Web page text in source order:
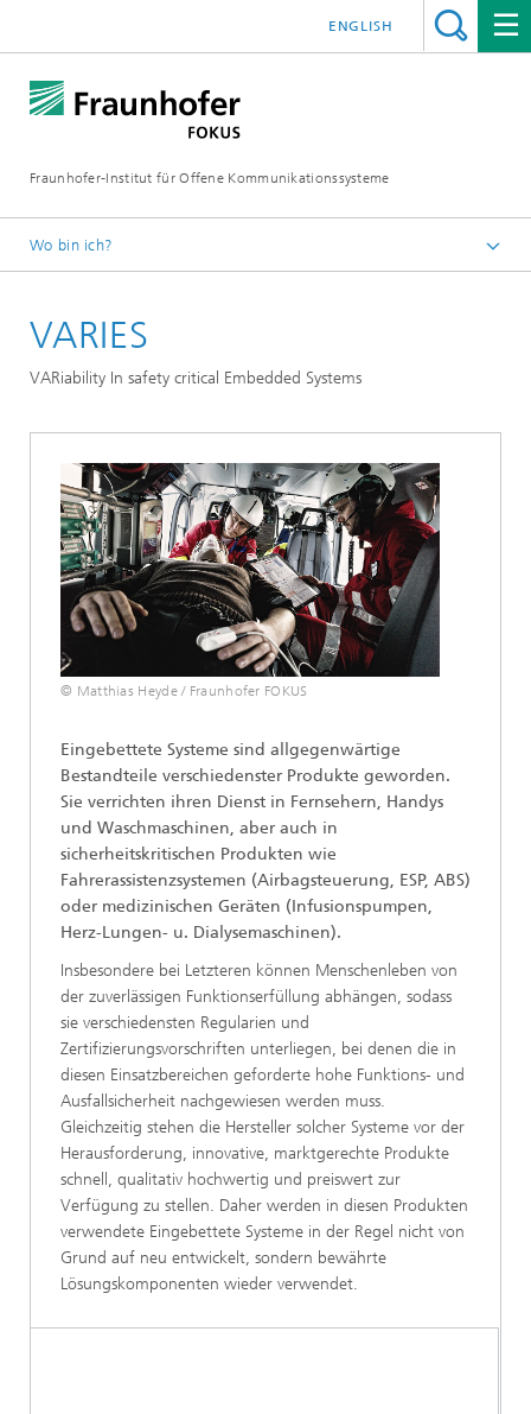
Fraunhofer-Institut für Offene Kommunikationssysteme
ENGLISH
Wo bin ich?
Quality Engineering
VARIES
VARiability In safety critical Embedded Systems
© Matthias Heyde / Fraunhofer FOKUS
Eingebettete Systeme sind allgegenwärtige
Bestandteile verschiedenster Produkte geworden.
Sie verrichten ihren Dienst in Fernsehern, Handys
und Waschmaschinen, aber auch in
sicherheitskritischen Produkten wie
Fahrerassistenzsystemen (Airbagsteuerung, ESP, ABS)
oder medizinischen Geräten (Infusionspumpen,
Herz-Lungen- u. Dialysemaschinen).
Insbesondere bei Letzteren können Menschenleben von
der zuverlässigen Funktionserfüllung abhängen, sodass
sie verschiedensten Regularien und
Zertifizierungsvorschriften unterliegen, bei denen die in
diesen Einsatzbereichen geforderte hohe Funktions- und
Ausfallsicherheit nachgewiesen werden muss.
Gleichzeitig stehen die Hersteller solcher Systeme vor der
Herausforderung, innovative, marktgerechte Produkte
schnell, qualitativ hochwertig und preiswert zur
Verfügung zu stellen. Daher werden in diesen Produkten
verwendete Eingebettete Systeme in der Regel nicht von
Grund auf neu entwickelt, sondern bewährte
Lösungskomponenten wieder verwendet.